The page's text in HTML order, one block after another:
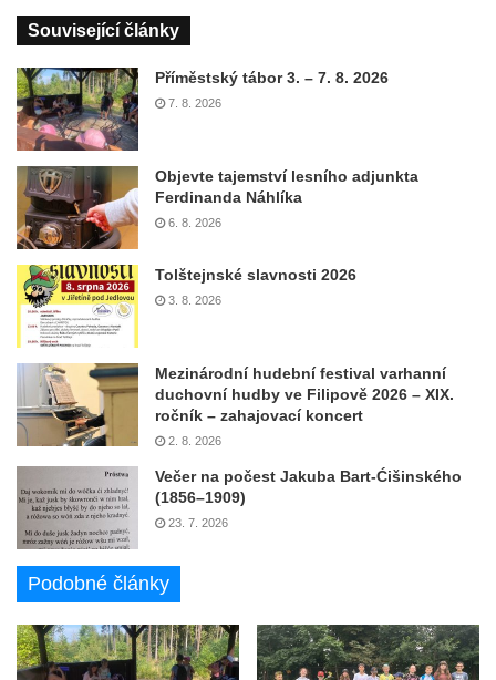
Související články
Příměstský tábor 3. – 7. 8. 2026
7. 8. 2026
Objevte tajemství lesního adjunkta
Ferdinanda Náhlíka
6. 8. 2026
Tolštejnské slavnosti 2026
3. 8. 2026
Mezinárodní hudební festival varhanní
duchovní hudby ve Filipově 2026 – XIX.
ročník – zahajovací koncert
2. 8. 2026
Večer na počest Jakuba Bart-Ćišinského
(1856–1909)
23. 7. 2026
Podobné články